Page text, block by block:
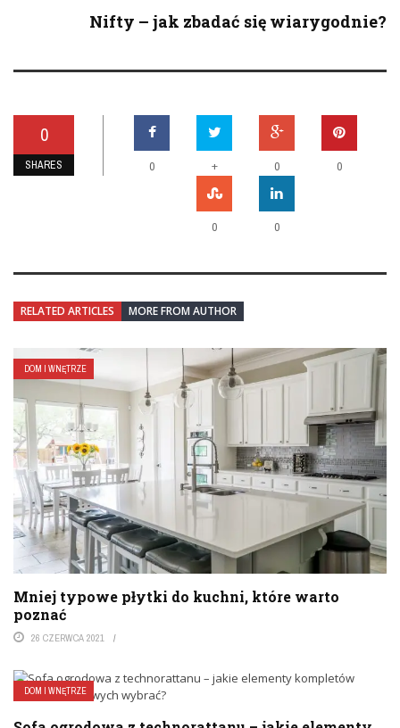
Nifty – jak zbadać się wiarygodnie?
0
SHARES 0 + 0 0
0 0
RELATED ARTICLES MORE FROM AUTHOR
DOM I WNĘTRZE
Mniej typowe płytki do kuchni, które warto
poznać
26 CZERWCA 2021
DOM I WNĘTRZE